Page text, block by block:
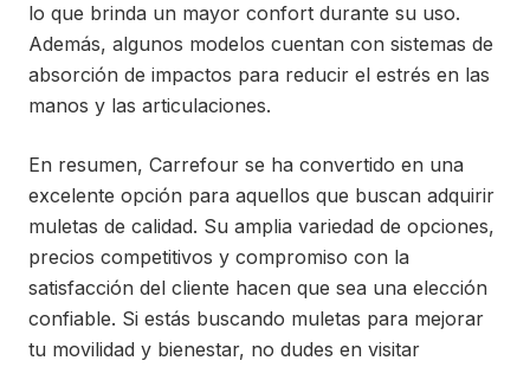
lo que brinda un mayor confort durante su uso.
Además, algunos modelos cuentan con sistemas de
absorción de impactos para reducir el estrés en las
manos y las articulaciones.
En resumen, Carrefour se ha convertido en una
excelente opción para aquellos que buscan adquirir
muletas de calidad. Su amplia variedad de opciones,
precios competitivos y compromiso con la
satisfacción del cliente hacen que sea una elección
confiable. Si estás buscando muletas para mejorar
tu movilidad y bienestar, no dudes en visitar